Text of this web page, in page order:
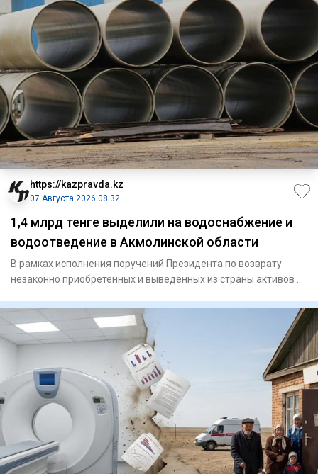
https://kazpravda.kz
07 Августа 2026 08:32
1,4 млрд тенге выделили на водоснабжение и
водоотведение в Акмолинской области
В рамках исполнения поручений Президента по возврату
незаконно приобретенных и выведенных из страны активов и